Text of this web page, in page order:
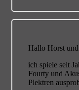
Hallo Horst
ich spiele seit
Fourty und
Plektren